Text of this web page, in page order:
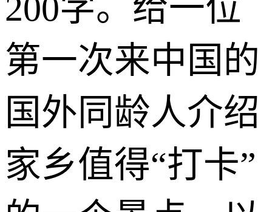
200字。给一位
第一次来中国的
国外同龄人介绍
家乡值得“打卡”